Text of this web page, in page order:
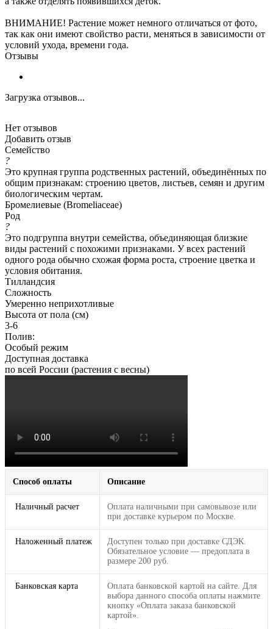
ВНИМАНИЕ! Растение может немного отличаться от фото,
так как они имеют свойство расти, меняться в зависимости от
условий ухода, времени года.
Отзывы
Загрузка отзывов...
Нет отзывов
Добавить отзыв
Семейство
?
Это крупная группа родственных растений, объединённых по
общим признакам: строению цветов, листьев, семян и другим
биологическим чертам.
Бромелиевые (Bromeliaceae)
Род
?
Это подгруппа внутри семейства, объединяющая близкие
виды растений с похожими признаками. У всех растений
одного рода обычно схожая форма роста, строение цветка и
условия обитания.
Тилландсия
Сложность
Умеренно неприхотливые
Высота от пола (см)
3-6
Полив:
Особый режим
Доступная доставка
по всей России (растения с весны)
Способ оплаты Описание
Наличный расчет
Оплата наличными при самовывозе или
при доставке курьером по Москве.
Наложенный платеж
Доступен только при доставке СДЭК.
Обязательное условие — предоплата в
размере 200 руб.
Банковская карта
Оплата банковской картой на сайте. Для
выбора данного способа оплаты нажмите
кнопку «Оплата заказа банковской
картой».